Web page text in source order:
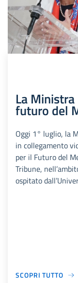
La
futuro del
Oggi 1° luglio, la
in collegamento
per il Futuro del
Tribune,
ospitato
SCOPRI TUTTO